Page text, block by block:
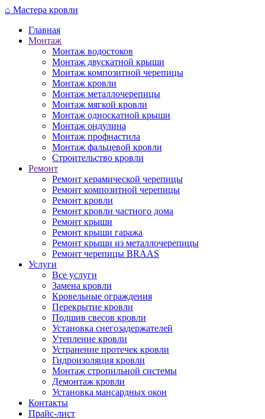
Перейти
основному
содержанию
⌂ Мастера кровли
Главная
Монтаж
Монтаж водостоков
Монтаж двускатной крыши
Монтаж композитной черепицы
Монтаж кровли
Монтаж металлочерепицы
Монтаж мягкой кровли
Монтаж односкатной крыши
Монтаж ондулина
Монтаж профнастила
Монтаж фальцевой кровли
Строительство кровли
Ремонт
Ремонт керамической черепицы
Ремонт композитной черепицы
Ремонт кровли
Ремонт кровли частного дома
Ремонт крыши
Ремонт крыши гаража
Ремонт крыши из металлочерепицы
Ремонт черепицы BRAAS
Услуги
Все услуги
Замена кровли
Кровельные ограждения
Перекрытие кровли
Подшив свесов кровли
Установка снегозадержателей
Утепление кровли
Устранение протечек кровли
Гидроизоляция кровли
Монтаж стропильной системы
Демонтаж кровли
Установка мансардных окон
Контакты
Прайс-лист